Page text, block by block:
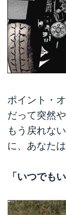
ポイント・
だって突然
もう戻れな
に、あなた
「いつでも